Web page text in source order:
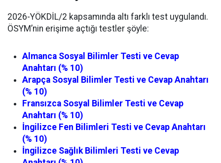
2026-YÖKDİL/2 kapsamında altı farklı test uygulandı.
ÖSYM’nin erişime açtığı testler şöyle:
Almanca Sosyal Bilimler Testi ve Cevap
Anahtarı (% 10)
Arapça Sosyal Bilimler Testi ve Cevap Anahtarı
(% 10)
Fransızca Sosyal Bilimler Testi ve Cevap
Anahtarı (% 10)
İngilizce Fen Bilimleri Testi ve Cevap Anahtarı
(% 10)
İngilizce Sağlık Bilimleri Testi ve Cevap